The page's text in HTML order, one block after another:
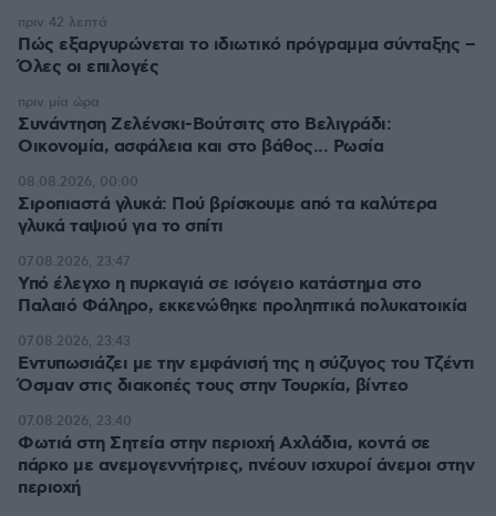
Πώς εξαργυρώνεται το ιδιωτικό πρόγραμμα σύνταξης –
Όλες οι επιλογές
πριν 42 λεπτά
Συνάντηση Ζελένσκι-Βούτσιτς στο Βελιγράδι:
Οικονομία, ασφάλεια και στο βάθος... Ρωσία
πριν μία ώρα
Σιροπιαστά γλυκά: Πού βρίσκουμε από τα καλύτερα
γλυκά ταψιού για το σπίτι
08.08.2026, 00:00
Υπό έλεγχο η πυρκαγιά σε ισόγειο κατάστημα στο
Παλαιό Φάληρο, εκκενώθηκε προληπτικά πολυκατοικία
07.08.2026, 23:47
Εντυπωσιάζει με την εμφάνισή της η σύζυγος του Τζέντι
Όσμαν στις διακοπές τους στην Τουρκία, βίντεο
07.08.2026, 23:43
Φωτιά στη Σητεία στην περιοχή Αχλάδια, κοντά σε
πάρκο με ανεμογεννήτριες, πνέουν ισχυροί άνεμοι στην
περιοχή
07.08.2026, 23:40